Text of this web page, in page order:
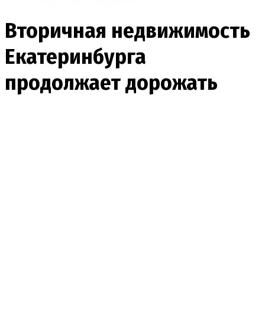
Вторичная недвижимость
Екатеринбурга
продолжает дорожать